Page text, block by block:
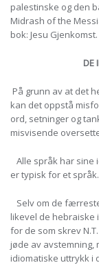
palestinske og den
Midrash of the
bok: Jesu
DE
På grunn av at det
kan det oppstå
ord, setninger og
misvisende
Alle språk har sine
er typisk for et
Selv om de
likevel de
for de som skrev
jøde av avstemning,
idiomatiske uttrykk i